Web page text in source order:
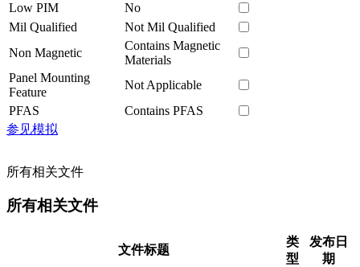
Low PIM
No
Mil Qualified
Not Mil Qualified
Non Magnetic
Contains Magnetic
Materials
Panel Mounting
Feature
Not Applicable
PFAS
Contains PFAS
参见模拟
所有相关文件
所有相关文件
文件标题
类
型
发布日
期